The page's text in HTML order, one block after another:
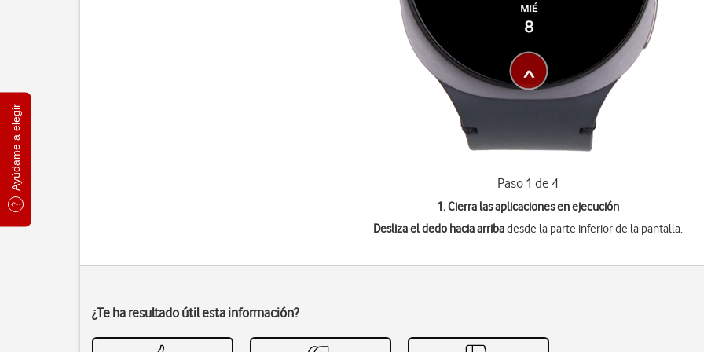
Ayúdame a elegir Paso 1 de 4
1. Cierra las aplicaciones en ejecución
Desliza el dedo hacia arribadesde la parte inferior de la pantalla.
¿Te ha resultado útil esta información?